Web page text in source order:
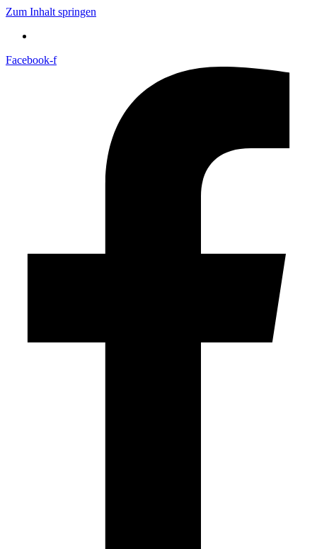
Zum Inhalt springen
Facebook-f